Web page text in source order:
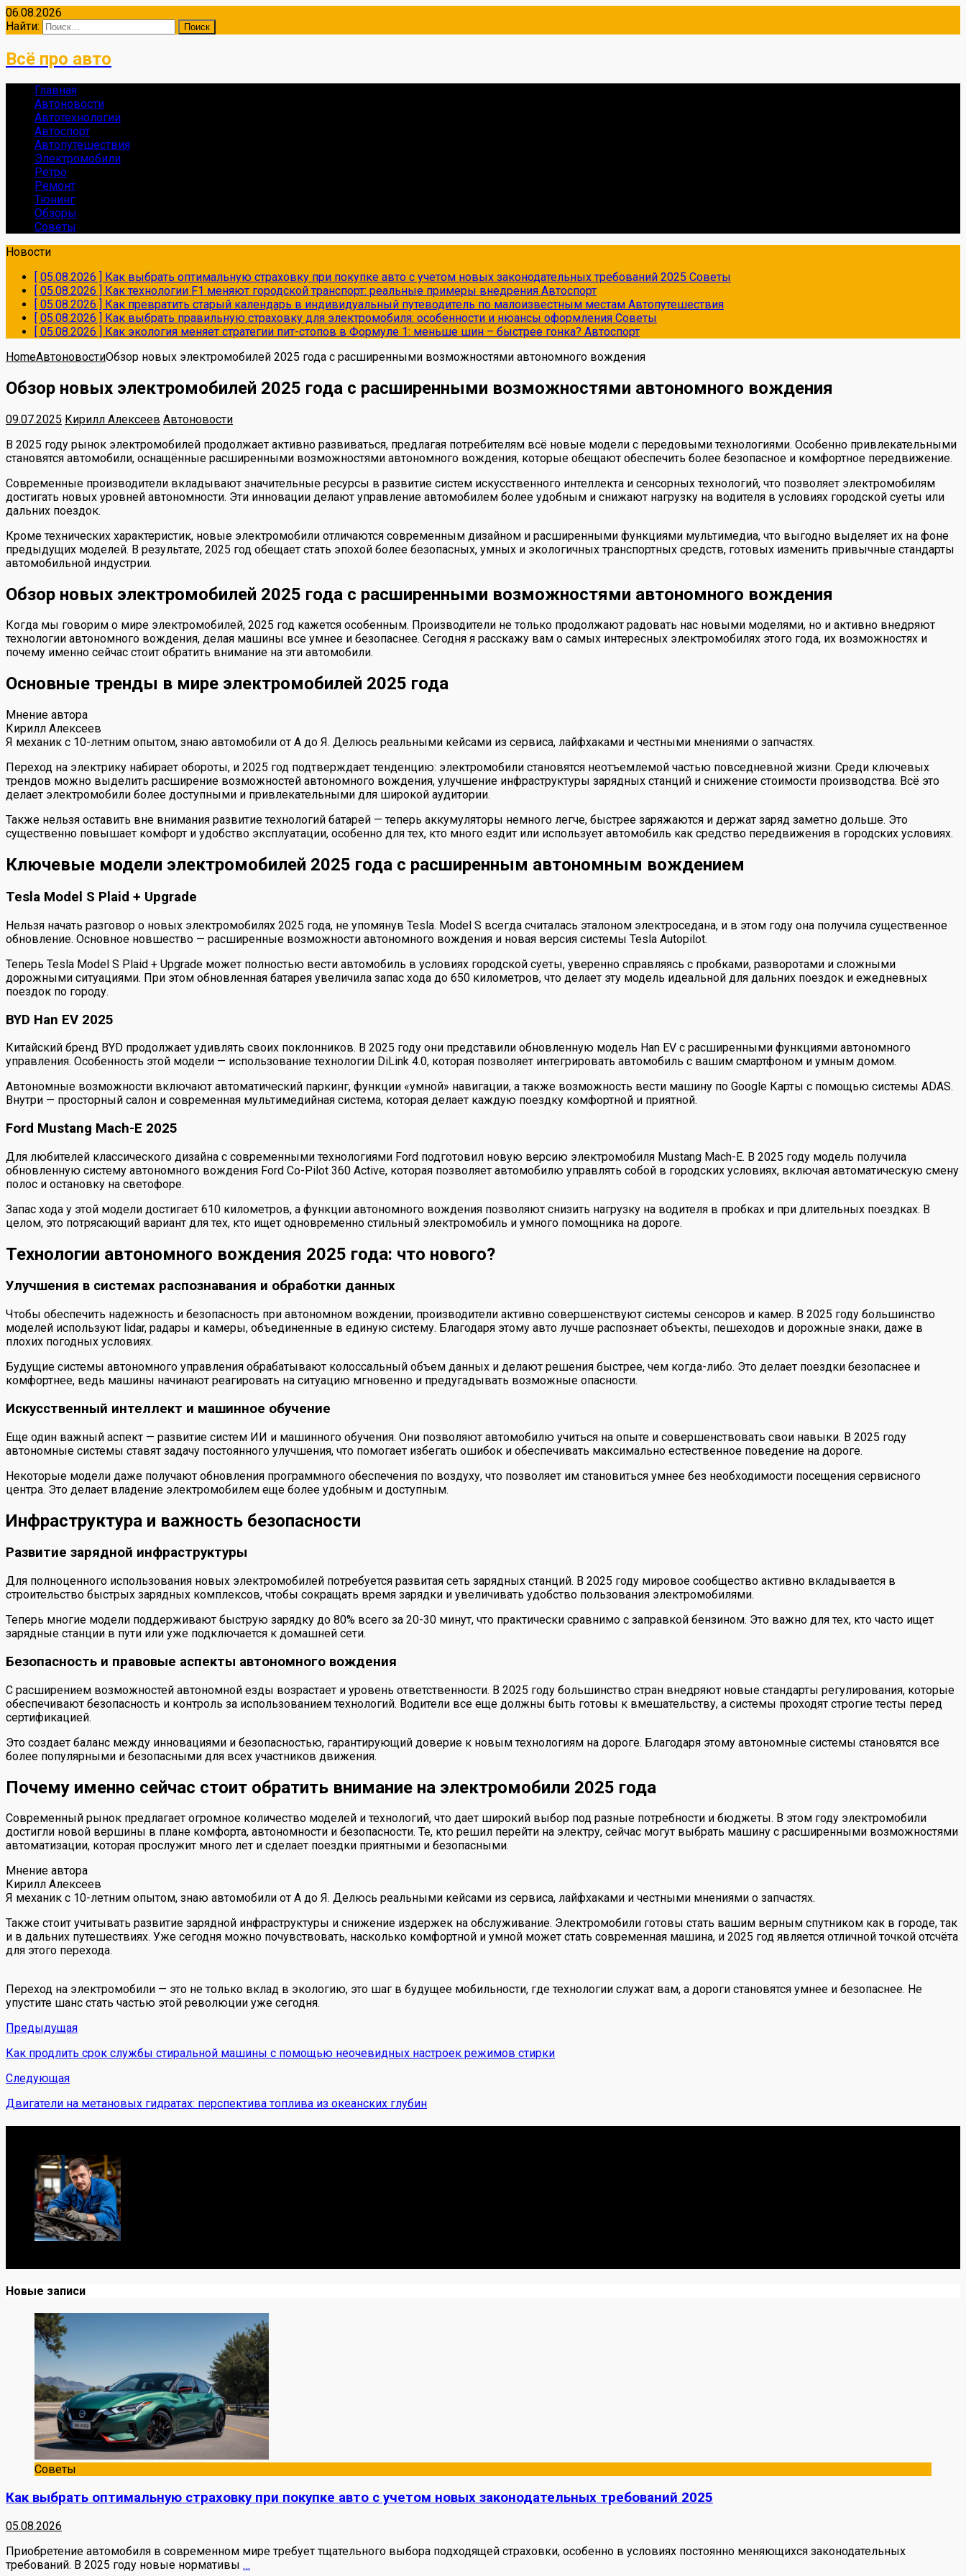
06.08.2026
Найти:
Всё про авто
Главная
Автоновости
Автотехнологии
Автоспорт
Автопутешествия
Электромобили
Ретро
Ремонт
Тюнинг
Обзоры
Советы
Новости
[ 05.08.2026 ] Как выбрать оптимальную страховку при покупке авто с учетом новых законодательных требований 2025 Советы
[ 05.08.2026 ] Как технологии F1 меняют городской транспорт: реальные примеры внедрения Автоспорт
[ 05.08.2026 ] Как превратить старый календарь в индивидуальный путеводитель по малоизвестным местам Автопутешествия
[ 05.08.2026 ] Как выбрать правильную страховку для электромобиля: особенности и нюансы оформления Советы
[ 05.08.2026 ] Как экология меняет стратегии пит-стопов в Формуле 1: меньше шин – быстрее гонка? Автоспорт
HomeАвтоновостиОбзор новых электромобилей 2025 года с расширенными возможностями автономного вождения
Обзор новых электромобилей 2025 года с расширенными возможностями автономного вождения
09.07.2025 Кирилл Алексеев Автоновости
В 2025 году рынок электромобилей продолжает активно развиваться, предлагая потребителям всё новые модели с передовыми технологиями. Особенно привлекательными
становятся автомобили, оснащённые расширенными возможностями автономного вождения, которые обещают обеспечить более безопасное и комфортное передвижение.
Современные производители вкладывают значительные ресурсы в развитие систем искусственного интеллекта и сенсорных технологий, что позволяет электромобилям
достигать новых уровней автономности. Эти инновации делают управление автомобилем более удобным и снижают нагрузку на водителя в условиях городской суеты или
дальних поездок.
Кроме технических характеристик, новые электромобили отличаются современным дизайном и расширенными функциями мультимедиа, что выгодно выделяет их на фоне
предыдущих моделей. В результате, 2025 год обещает стать эпохой более безопасных, умных и экологичных транспортных средств, готовых изменить привычные стандарты
автомобильной индустрии.
Обзор новых электромобилей 2025 года с расширенными возможностями автономного вождения
Когда мы говорим о мире электромобилей, 2025 год кажется особенным. Производители не только продолжают радовать нас новыми моделями, но и активно внедряют
технологии автономного вождения, делая машины все умнее и безопаснее. Сегодня я расскажу вам о самых интересных электромобилях этого года, их возможностях и
почему именно сейчас стоит обратить внимание на эти автомобили.
Основные тренды в мире электромобилей 2025 года
Мнение автора
Кирилл Алексеев
Я механик с 10-летним опытом, знаю автомобили от А до Я. Делюсь реальными кейсами из сервиса, лайфхаками и честными мнениями о запчастях.
Переход на электрику набирает обороты, и 2025 год подтверждает тенденцию: электромобили становятся неотъемлемой частью повседневной жизни. Среди ключевых
трендов можно выделить расширение возможностей автономного вождения, улучшение инфраструктуры зарядных станций и снижение стоимости производства. Всё это
делает электромобили более доступными и привлекательными для широкой аудитории.
Также нельзя оставить вне внимания развитие технологий батарей — теперь аккумуляторы немного легче, быстрее заряжаются и держат заряд заметно дольше. Это
существенно повышает комфорт и удобство эксплуатации, особенно для тех, кто много ездит или использует автомобиль как средство передвижения в городских условиях.
Ключевые модели электромобилей 2025 года с расширенным автономным вождением
Tesla Model S Plaid + Upgrade
Нельзя начать разговор о новых электромобилях 2025 года, не упомянув Tesla. Model S всегда считалась эталоном электроседана, и в этом году она получила существенное
обновление. Основное новшество — расширенные возможности автономного вождения и новая версия системы Tesla Autopilot.
Теперь Tesla Model S Plaid + Upgrade может полностью вести автомобиль в условиях городской суеты, уверенно справляясь с пробками, разворотами и сложными
дорожными ситуациями. При этом обновленная батарея увеличила запас хода до 650 километров, что делает эту модель идеальной для дальних поездок и ежедневных
поездок по городу.
BYD Han EV 2025
Китайский бренд BYD продолжает удивлять своих поклонников. В 2025 году они представили обновленную модель Han EV с расширенными функциями автономного
управления. Особенность этой модели — использование технологии DiLink 4.0, которая позволяет интегрировать автомобиль с вашим смартфоном и умным домом.
Автономные возможности включают автоматический паркинг, функции «умной» навигации, а также возможность вести машину по Google Карты с помощью системы ADAS.
Внутри — просторный салон и современная мультимедийная система, которая делает каждую поездку комфортной и приятной.
Ford Mustang Mach-E 2025
Для любителей классического дизайна с современными технологиями Ford подготовил новую версию электромобиля Mustang Mach-E. В 2025 году модель получила
обновленную систему автономного вождения Ford Co-Pilot 360 Active, которая позволяет автомобилю управлять собой в городских условиях, включая автоматическую смену
полос и остановку на светофоре.
Запас хода у этой модели достигает 610 километров, а функции автономного вождения позволяют снизить нагрузку на водителя в пробках и при длительных поездках. В
целом, это потрясающий вариант для тех, кто ищет одновременно стильный электромобиль и умного помощника на дороге.
Технологии автономного вождения 2025 года: что нового?
Улучшения в системах распознавания и обработки данных
Чтобы обеспечить надежность и безопасность при автономном вождении, производители активно совершенствуют системы сенсоров и камер. В 2025 году большинство
моделей используют lidar, радары и камеры, объединенные в единую систему. Благодаря этому авто лучше распознает объекты, пешеходов и дорожные знаки, даже в
плохих погодных условиях.
Будущие системы автономного управления обрабатывают колоссальный объем данных и делают решения быстрее, чем когда-либо. Это делает поездки безопаснее и
комфортнее, ведь машины начинают реагировать на ситуацию мгновенно и предугадывать возможные опасности.
Искусственный интеллект и машинное обучение
Еще один важный аспект — развитие систем ИИ и машинного обучения. Они позволяют автомобилю учиться на опыте и совершенствовать свои навыки. В 2025 году
автономные системы ставят задачу постоянного улучшения, что помогает избегать ошибок и обеспечивать максимально естественное поведение на дороге.
Некоторые модели даже получают обновления программного обеспечения по воздуху, что позволяет им становиться умнее без необходимости посещения сервисного
центра. Это делает владение электромобилем еще более удобным и доступным.
Инфраструктура и важность безопасности
Развитие зарядной инфраструктуры
Для полноценного использования новых электромобилей потребуется развитая сеть зарядных станций. В 2025 году мировое сообщество активно вкладывается в
строительство быстрых зарядных комплексов, чтобы сокращать время зарядки и увеличивать удобство пользования электромобилями.
Теперь многие модели поддерживают быструю зарядку до 80% всего за 20-30 минут, что практически сравнимо с заправкой бензином. Это важно для тех, кто часто ищет
зарядные станции в пути или уже подключается к домашней сети.
Безопасность и правовые аспекты автономного вождения
С расширением возможностей автономной езды возрастает и уровень ответственности. В 2025 году большинство стран внедряют новые стандарты регулирования, которые
обеспечивают безопасность и контроль за использованием технологий. Водители все еще должны быть готовы к вмешательству, а системы проходят строгие тесты перед
сертификацией.
Это создает баланс между инновациями и безопасностью, гарантирующий доверие к новым технологиям на дороге. Благодаря этому автономные системы становятся все
более популярными и безопасными для всех участников движения.
Почему именно сейчас стоит обратить внимание на электромобили 2025 года
Современный рынок предлагает огромное количество моделей и технологий, что дает широкий выбор под разные потребности и бюджеты. В этом году электромобили
достигли новой вершины в плане комфорта, автономности и безопасности. Те, кто решил перейти на электру, сейчас могут выбрать машину с расширенными возможностями
автоматизации, которая прослужит много лет и сделает поездки приятными и безопасными.
Мнение автора
Кирилл Алексеев
Я механик с 10-летним опытом, знаю автомобили от А до Я. Делюсь реальными кейсами из сервиса, лайфхаками и честными мнениями о запчастях.
Также стоит учитывать развитие зарядной инфраструктуры и снижение издержек на обслуживание. Электромобили готовы стать вашим верным спутником как в городе, так
и в дальних путешествиях. Уже сегодня можно почувствовать, насколько комфортной и умной может стать современная машина, и 2025 год является отличной точкой отсчёта
для этого перехода.
Переход на электромобили — это не только вклад в экологию, это шаг в будущее мобильности, где технологии служат вам, а дороги становятся умнее и безопаснее. Не
упустите шанс стать частью этой революции уже сегодня.
Предыдущая
Как продлить срок службы стиральной машины с помощью неочевидных настроек режимов стирки
Следующая
Двигатели на метановых гидратах: перспектива топлива из океанских глубин
Новые записи
Советы
Как выбрать оптимальную страховку при покупке авто с учетом новых законодательных требований 2025
05.08.2026
Приобретение автомобиля в современном мире требует тщательного выбора подходящей страховки, особенно в условиях постоянно меняющихся законодательных
требований. В 2025 году новые нормативы …